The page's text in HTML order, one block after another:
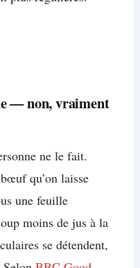
— non, vraiment
ne le fait.
qu’on laisse
une feuille
moins de jus à la
se détendent,